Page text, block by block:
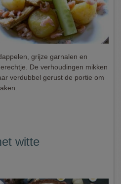
grijze garnalen en
De verhoudingen mikken
verdubbel gerust de portie om
witte